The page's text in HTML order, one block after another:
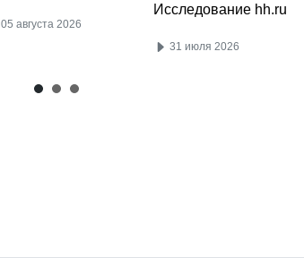
05 августа 2026
Исследование hh.ru
31 июля 2026